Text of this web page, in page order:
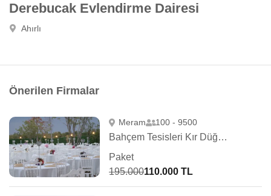
Derebucak Evlendirme Dairesi
Ahırlı
Önerilen Firmalar
Meram 100 - 9500
Bahçem Tesisleri Kır Düğün Salonu
Paket
195.000110.000 TL